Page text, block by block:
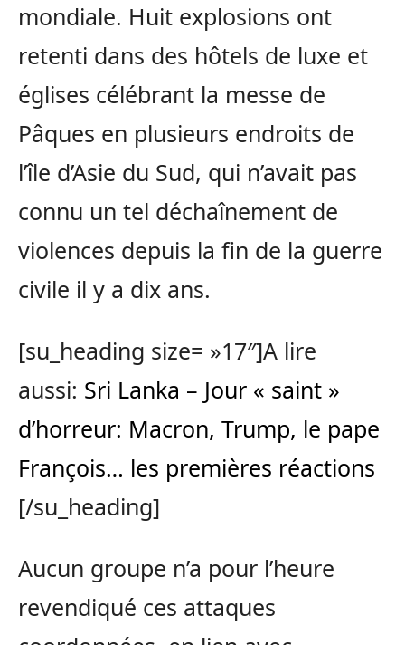
mondiale. Huit explosions ont
retenti dans des hôtels de luxe et
églises célébrant la messe de
Pâques en plusieurs endroits de
l’île d’Asie du Sud, qui n’avait pas
connu un tel déchaînement de
violences depuis la fin de la guerre
civile il y a dix ans.
[su_heading size= »17″]A lire
aussi: Sri Lanka – Jour « saint »
d’horreur: Macron, Trump, le pape
François… les premières réactions
[/su_heading]
Aucun groupe n’a pour l’heure
revendiqué ces attaques